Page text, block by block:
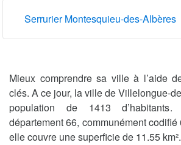
Serrurier Montesquieu-des-Albères
Mieux comprendre sa ville à l’aide
clés. A ce jour, la ville de Villelongue-
population de 1413
département 66, communément codifié
elle couvre une superficie de 11.55 km².